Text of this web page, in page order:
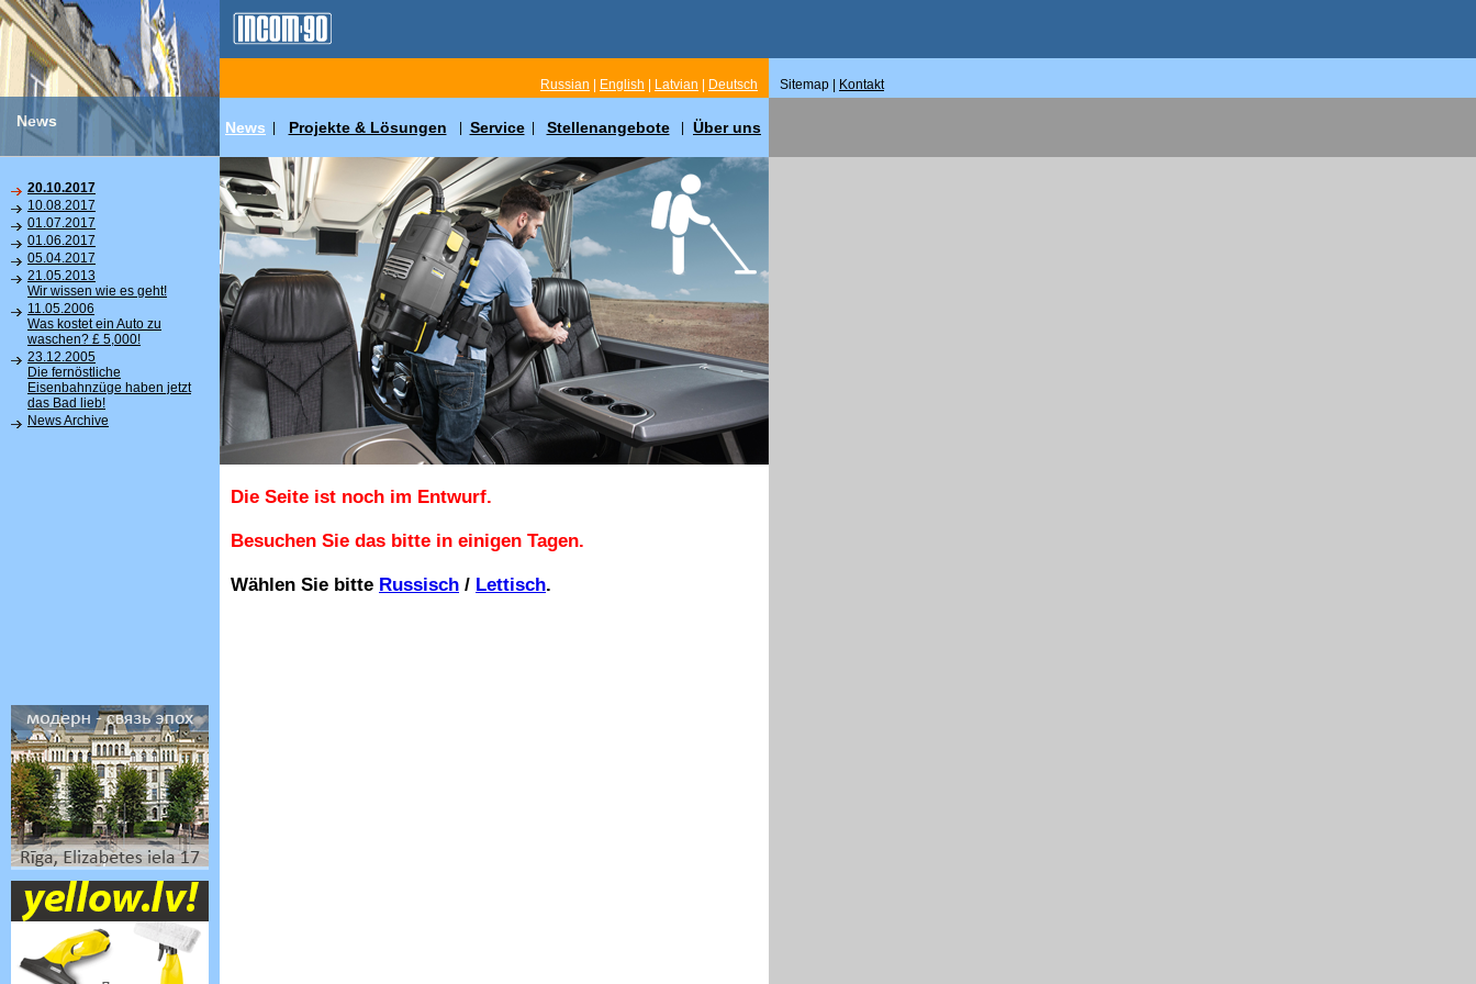
News
Russian English Latvian Deutsch Sitemap | Kontakt
News Projekte & Lösungen Service Stellenangebote Über uns
20.10.2017
10.08.2017
01.07.2017
01.06.2017
05.04.2017
21.05.2013
Wir wissen wie es geht!
11.05.2006
Was kostet ein Auto zu
waschen? £ 5,000!
23.12.2005
Die fernöstliche
Eisenbahnzüge haben jetzt
das Bad lieb!
News Archive
Die Seite ist noch im Entwurf.
Besuchen Sie das bitte in einigen Tagen.
Wählen Sie bitte Russisch / Lettisch.